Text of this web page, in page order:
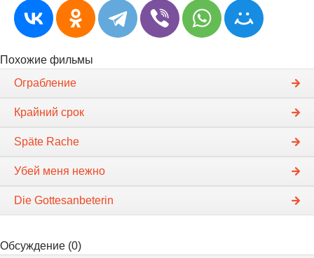
Похожие фильмы
Ограбление
Крайний срок
Späte Rache
Убей меня нежно
Die Gottesanbeterin
Обсуждение (0)